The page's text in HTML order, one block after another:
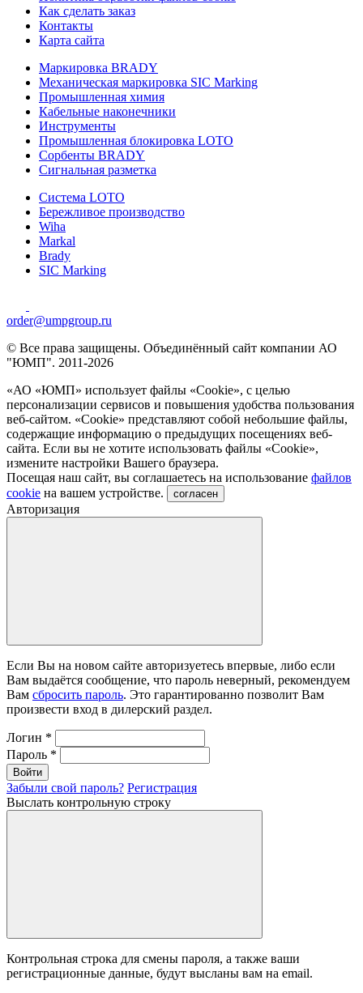
Как сделать заказ
Контакты
Карта сайта
Маркировка BRADY
Механическая маркировка SIC Marking
Промышленная химия
Кабельные наконечники
Инструменты
Промышленная блокировка LOTO
Сорбенты BRADY
Сигнальная разметка
Система LOTO
Бережливое производство
Wiha
Markal
Brady
SIC Marking
order@umpgroup.ru
© Все права защищены. Объединённый сайт компании АО
"ЮМП". 2011-2026
«АО «ЮМП» использует файлы «Сookie», с целью
персонализации сервисов и повышения удобства пользования
веб-сайтом. «Cookie» представляют собой небольшие файлы,
содержащие информацию о предыдущих посещениях веб-
сайта. Если вы не хотите использовать файлы «Сookie»,
измените настройки Вашего браузера.
Посещая наш сайт, вы соглашаетесь на использование файлов
cookie на вашем устройстве. согласен
Авторизация
Если Вы на новом сайте авторизуетесь впервые, либо если
Вам выдаётся сообщение, что пароль неверный, рекомендуем
Вам сбросить пароль. Это гарантированно позволит Вам
произвести вход в дилерский раздел.
Логин *
Пароль *
Войти
Забыли свой пароль? Регистрация
Выслать контрольную строку
Контрольная строка для смены пароля, а также ваши
регистрационные данные, будут высланы вам на email.